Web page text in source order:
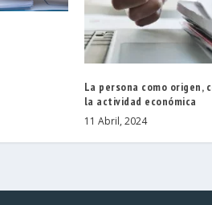
La persona como origen,
la actividad económica
11 Abril, 2024